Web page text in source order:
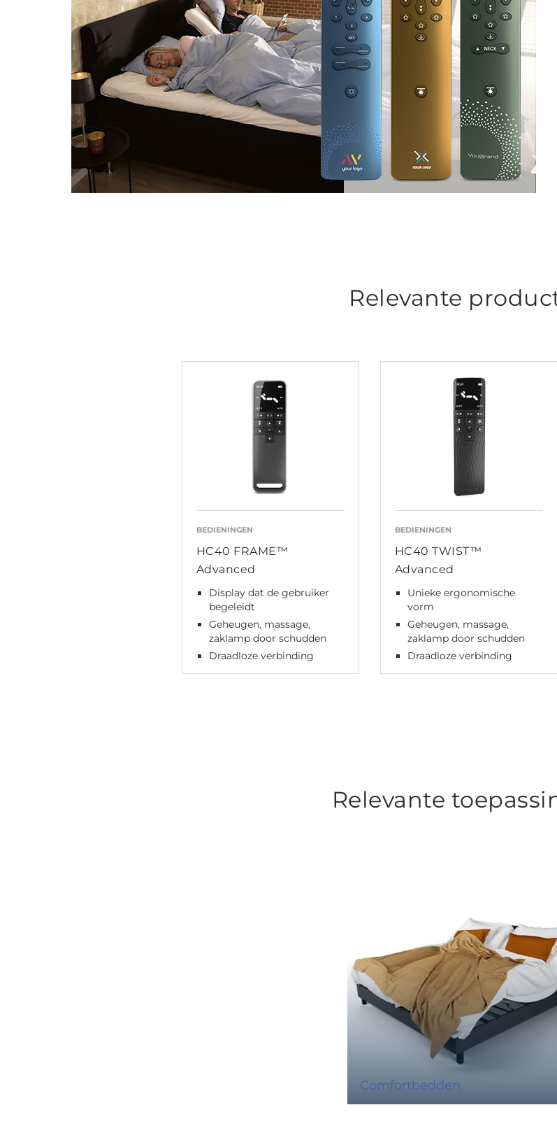
Relevante
BEDIENINGEN
HC40 FRAME™
Advanced
Display dat de gebruiker
begeleidt
Geheugen, massage,
zaklamp door schudden
Draadloze verbinding
BEDIENINGEN
HC40 TWIST™
Advanced
Unieke ergonomische
vorm
Geheugen, massage,
zaklamp door schudden
Draadloze verbinding
Relevante
Comfortbedden